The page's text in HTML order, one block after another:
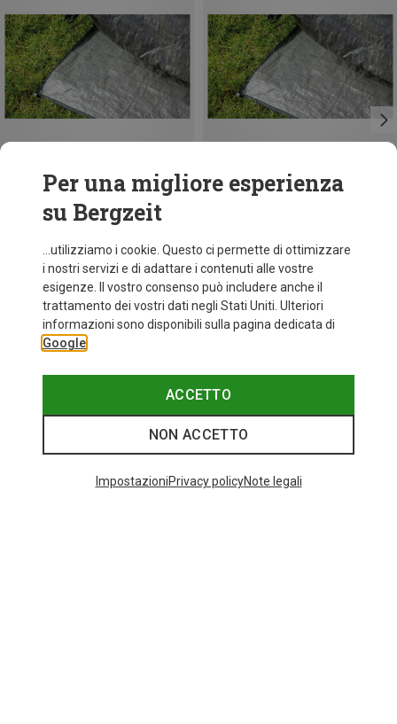
Risparmi 10%
Per una migliore esperienza
su Bergzeit
...utilizziamo i cookie. Questo ci permette di ottimizzare
i nostri servizi e di adattare i contenuti alle vostre
esigenze. Il vostro consenso può includere anche il
trattamento dei vostri dati negli Stati Uniti. Ulteriori
informazioni sono disponibili sulla pagina dedicata di
Google
ACCETTO
NON ACCETTO
ImpostazioniPrivacy policyNote legali